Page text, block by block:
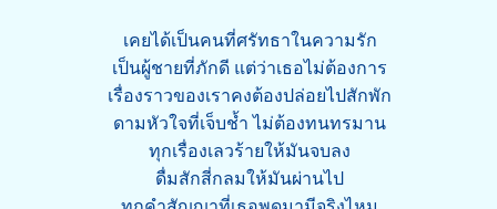
เคยได้เป็นคนที่ศรัทธาในความรัก
เป็นผู้ชายที่ภักดี แต่ว่าเธอไม่ต้องการ
เรื่องราวของเราคงต้องปล่อยไปสักพัก
ดามหัวใจที่เจ็บช้ำ ไม่ต้องทนทรมาน
ทุกเรื่องเลวร้ายให้มันจบลง
ดื่มสักสี่กลมให้มันผ่านไป